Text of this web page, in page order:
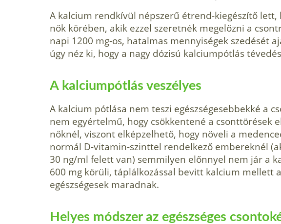
A kalcium rendkívül népszerű étrend-kiegészítő lett,
nők körében, akik ezzel szeretnék megelőzni a
napi 1200 mg-os, hatalmas mennyiségek szedését
úgy néz ki, hogy a nagy dózisú kalciumpótlás
A kalciumpótlás veszélyes
A kalcium pótlása nem teszi egészségesebbekké a
nem egyértelmű, hogy csökkentené a csonttörések
nőknél, viszont elképzelhető, hogy növeli a
normál D-vitamin-szinttel rendelkező embereknél
30 ng/ml felett van) semmilyen előnnyel nem jár a
600 mg körüli, táplálkozással bevitt kalcium mellett
egészségesek maradnak.
Helyes módszer az egészséges